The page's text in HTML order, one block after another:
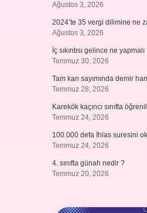
Ağustos 3, 2026
2024’te 35 vergi dilimine ne
Ağustos 3, 2026
İç sıkıntısı gelince ne yapmalı
Temmuz 30, 2026
Tam kan sayımında demir
Temmuz 28, 2026
Karekök kaçıncı sınıfta
Temmuz 24, 2026
100.000 defa İhlas suresini
Temmuz 24, 2026
4. sınıfta günah nedir ?
Temmuz 20, 2026